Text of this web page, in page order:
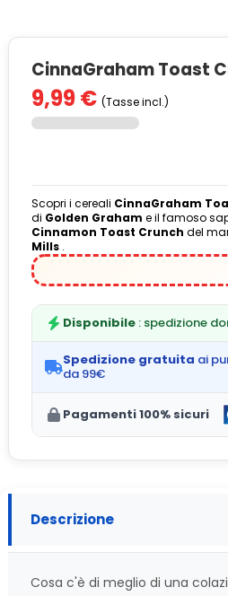
CinnaGraham Toast
9,99 € (Tasse incl.)
Scopri i cereali CinnaGraham
di Golden Graham e il famoso
Cinnamon Toast Crunch del
Mills .
Disponibile : spedizione
Spedizione gratuita ai
da 99€
Pagamenti 100% sicuri
Descrizione
Cosa c'è di meglio di una